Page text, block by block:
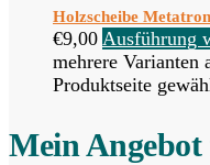
Holzscheibe
€9,00 Ausführung
mehrere Varianten
Produktseite
Mein